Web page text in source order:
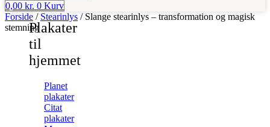
Plakater
til
hjemmet
Planet
plakater
Citat
plakater
0,00 kr. 0 Kurv
Forside / Stearinlys / Slange stearinlys – transformation og magisk
stemning